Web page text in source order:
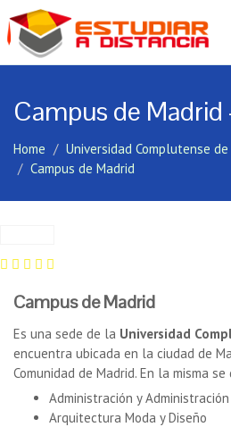
Campus de Madrid
Home
Universidad Complutense de
Campus de Madrid
Campus de Madrid
Es una sede de la Universidad
encuentra ubicada en la ciudad de
Comunidad de Madrid. En la misma
Administración y
Arquitectura Moda y Diseño